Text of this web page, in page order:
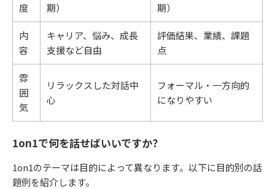
度
期）
期）
内
容
キャリア、悩み、成長
支援など自由
評価結果、業績、課題
点
雰
囲
気
リラックスした対話中
心
フォーマル・一方向的
になりやすい
1on1で何を話せばいいですか？
1on1のテーマは目的によって異なります。以下に目的別の話
題例を紹介します。